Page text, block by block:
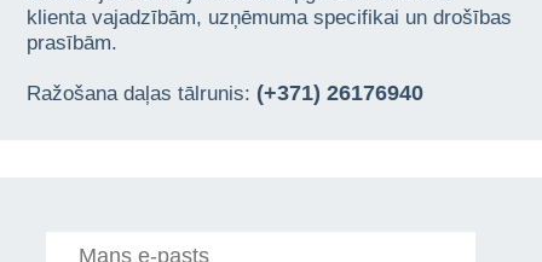
klienta vajadzībām, uzņēmuma specifikai un drošības
prasībām.
Ražošana daļas tālrunis: (+371) 26176940